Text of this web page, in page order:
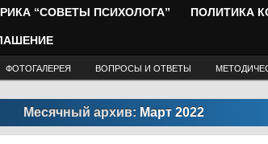
“СОВЕТЫ ПСИХОЛОГА” ПОЛИТИКА
ФОТОГАЛЕРЕЯ ВОПРОСЫ И ОТВЕТЫ
Месячный архив: Март 2022